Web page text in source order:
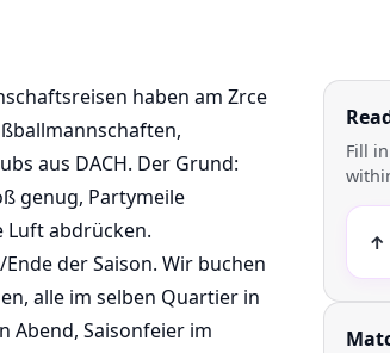
haben am Zrce
aus DACH. Der Grund:
genug, Partymeile
Luft abdrücken.
der Saison. Wir buchen
alle im selben Quartier in
Abend, Saisonfeier im
Fill
↑